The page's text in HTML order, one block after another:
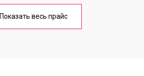
Показать весь прайс